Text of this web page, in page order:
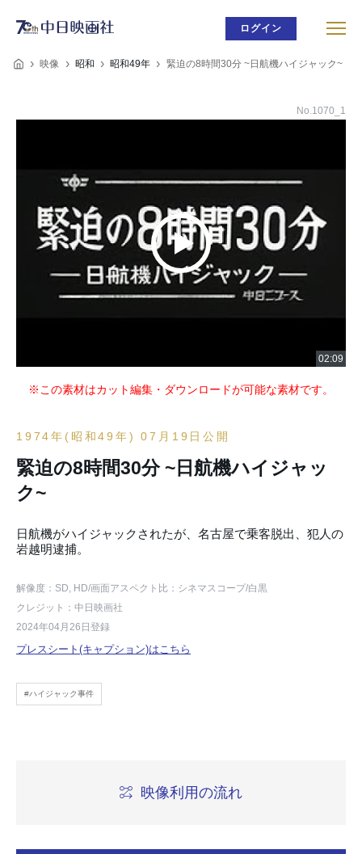
ログイン
映像 昭和 昭和49年 緊迫の8時間30分 ~日航機ハイジャック~
No.1070_1
※この素材はカット編集・ダウンロードが可能な素材です。
1974年(昭和49年) 07月19日公開
緊迫の8時間30分 ~日航機ハイジャッ
ク~
日航機がハイジャックされたが、名古屋で乗客脱出、犯人の
岩越明逮捕。
解像度：SD, HD/画面アスペクト比：シネマスコープ/白黒
クレジット：中日映画社
2024年04月26日登録
プレスシート(キャプション)はこちら
#ハイジャック事件
映像利用の流れ